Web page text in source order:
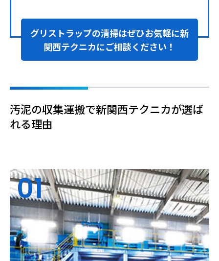
グリストラップの清掃はぜひお気軽に新
関西テクニカにご相談ください！
汚泥の収集運搬で新関西テクニカが選ば
れる理由